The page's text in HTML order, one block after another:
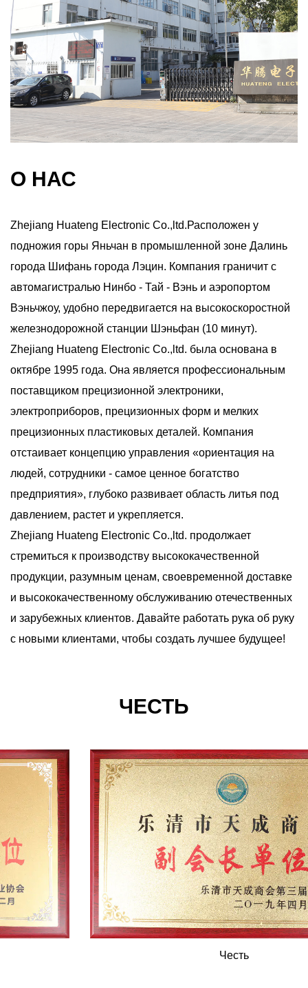
О НАС
Zhejiang Huateng Electronic Co.,ltd.Расположен у
подножия горы Яньчан в промышленной зоне Далинь
города Шифань города Лэцин. Компания граничит с
автомагистралью Нинбо - Тай - Вэнь и аэропортом
Вэньчжоу, удобно передвигается на высокоскоростной
железнодорожной станции Шэньфан (10 минут).
Zhejiang Huateng Electronic Co.,ltd. была основана в
октябре 1995 года. Она является профессиональным
поставщиком прецизионной электроники,
электроприборов, прецизионных форм и мелких
прецизионных пластиковых деталей. Компания
отстаивает концепцию управления «ориентация на
людей, сотрудники - самое ценное богатство
предприятия», глубоко развивает область литья под
давлением, растет и укрепляется.
Zhejiang Huateng Electronic Co.,ltd. продолжает
стремиться к производству высококачественной
продукции, разумным ценам, своевременной доставке
и высококачественному обслуживанию отечественных
и зарубежных клиентов. Давайте работать рука об руку
с новыми клиентами, чтобы создать лучшее будущее!
ЧЕСТЬ